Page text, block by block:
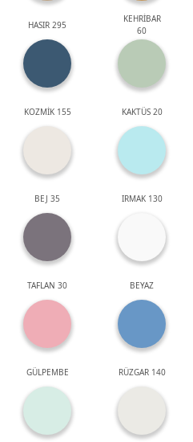
HASIR 295
KEHRİBAR
60
KOZMİK 155 KAKTÜS 20
BEJ 35 IRMAK 130
TAFLAN 30 BEYAZ
GÜLPEMBE RÜZGAR 140